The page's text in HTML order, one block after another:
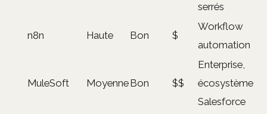
serrés
n8n Haute Bon $
Workflow
automation
MuleSoft MoyenneBon $$
Enterprise,
écosystème
Salesforce